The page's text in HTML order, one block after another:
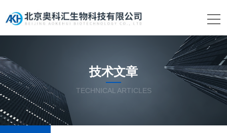
技术文章
TECHNICAL ARTICLES